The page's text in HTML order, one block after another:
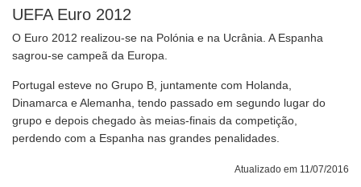
UEFA Euro 2012
O Euro 2012 realizou-se na Polónia e na Ucrânia. A Espanha
sagrou-se campeã da Europa.
Portugal esteve no Grupo B, juntamente com Holanda,
Dinamarca e Alemanha, tendo passado em segundo lugar do
grupo e depois chegado às meias-finais da competição,
perdendo com a Espanha nas grandes penalidades.
Atualizado em 11/07/2016